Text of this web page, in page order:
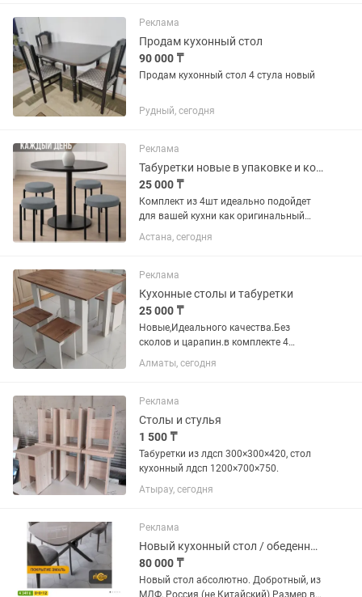
Реклама
Продам кухонный стол
90 000 ₸
Продам кухонный стол 4 стула новый
Рудный, сегодня
Реклама
Табуретки новые в упаковке и коробке
25 000 ₸
Комплект из 4шт идеально подойдет
для вашей кухни как оригинальный
предмет мебели для дома. Наши
табуретки универсальной круглой
квартиры, дачи или даже офиса.
Благодаря...
Астана, сегодня
Реклама
Кухонные столы и табуретки
25 000 ₸
Новые,Идеального качества.Без
сколов и царапин.в комплекте 4
табуретки. Звонить в любое удобное
для Вас время.есть .любые размеры
скидка 30% на изготовление прихожки
Алматы, сегодня
Реклама
Столы и стулья
1 500 ₸
Табуретки из лдсп 300×300×420, стол
кухонный лдсп 1200×700×750.
Атырау, сегодня
Реклама
Новый кухонный стол / обеденный стол
80 000 ₸
Новый стол абсолютно. Добротный, из
МДФ, Россия (не Китайский) Размер в